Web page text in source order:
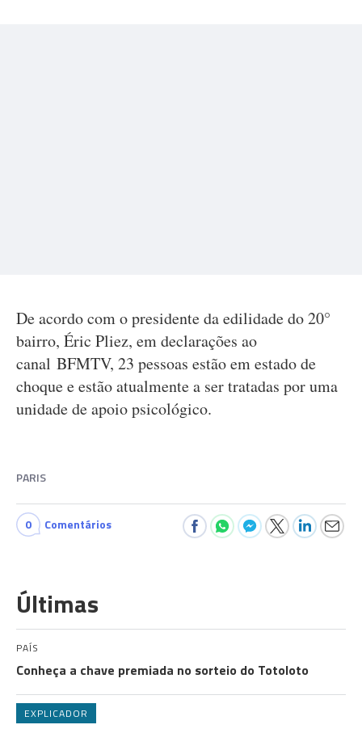
De acordo com o presidente da edilidade do 20°
bairro, Éric Pliez, em declarações ao
canal BFMTV, 23 pessoas estão em estado de
choque e estão atualmente a ser tratadas por uma
unidade de apoio psicológico.
PARIS
0 Comentários
Últimas
PAÍS
Conheça a chave premiada no sorteio do Totoloto
EXPLICADOR